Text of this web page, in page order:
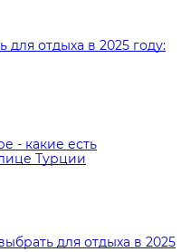
отдыха в 2025 году:
- какие есть
Турции
для отдыха в 2025